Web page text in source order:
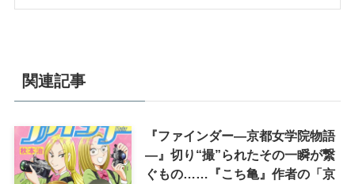
関連記事
『ファインダー―京都女学院物語
―』切り“撮”られたその一瞬が繋
ぐもの……『こち亀』作者の「京